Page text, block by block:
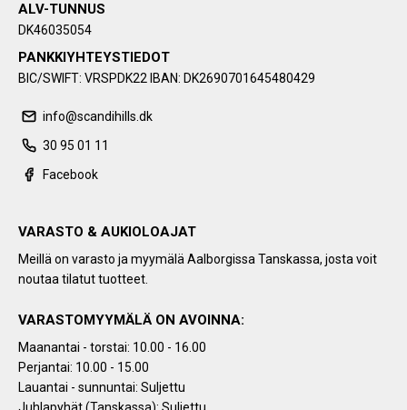
ALV-TUNNUS
DK46035054
PANKKIYHTEYSTIEDOT
BIC/SWIFT: VRSPDK22 IBAN: DK2690701645480429
info@scandihills.dk
30 95 01 11
Facebook
VARASTO & AUKIOLOAJAT
Meillä on varasto ja myymälä Aalborgissa Tanskassa, josta voit
noutaa tilatut tuotteet.
VARASTOMYYMÄLÄ ON AVOINNA:
Maanantai - torstai: 10.00 - 16.00
Perjantai: 10.00 - 15.00
Lauantai - sunnuntai: Suljettu